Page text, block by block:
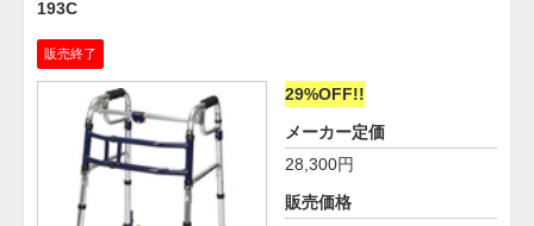
193C
販売終了
29%OFF!!
メーカー定価
28,300円
販売価格